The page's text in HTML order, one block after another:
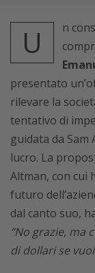
U n
presentato
rilevare la
tentativo di
guidata da
lucro. La
Altman, con cui
futuro
dal canto suo,
“No grazie, ma
di dollari se